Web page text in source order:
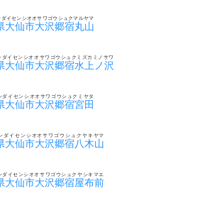
大仙市大沢郷宿丸山
ダイセンシオオサワゴウシュクマルヤマ
大仙市大沢郷宿水上ノ沢
ダイセンシオオサワゴウシュクミズカミノサワ
大仙市大沢郷宿宮田
ダイセンシオオサワゴウシュクミヤタ
大仙市大沢郷宿八木山
ダイセンシオオサワゴウシュクヤキヤマ
大仙市大沢郷宿屋布前
ダイセンシオオサワゴウシュクヤシキマエ